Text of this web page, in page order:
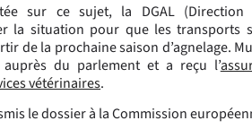
sur ce sujet, la DGAL (Direction
la situation pour que les transports
de la prochaine saison d’agnelage.
du parlement et a reçu l’
vétérinaires.
le dossier à la Commission